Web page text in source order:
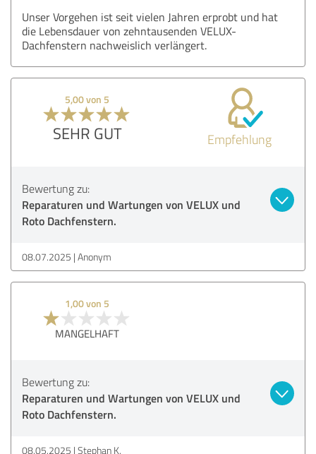
Unser Vorgehen ist seit vielen Jahren erprobt und hat
die Lebensdauer von zehntausenden VELUX-
Dachfenstern nachweislich verlängert.
5,00 von 5
SEHR GUT Empfehlung
Bewertung zu:
Reparaturen und Wartungen von VELUX und
Roto Dachfenstern.
08.07.2025 Anonym
1,00 von 5
MANGELHAFT
Bewertung zu:
Reparaturen und Wartungen von VELUX und
Roto Dachfenstern.
08.05.2025 Stephan K.